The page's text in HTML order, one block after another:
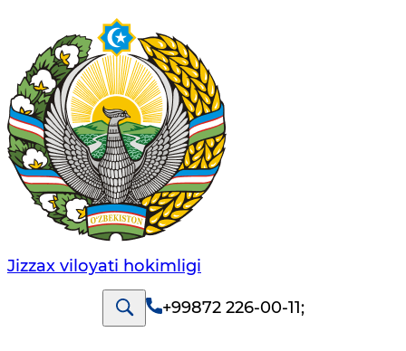
Jizzах vilоyati hоkimligi
+99872 226-00-11;